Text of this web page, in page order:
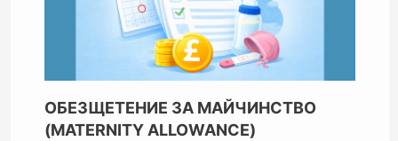
ОБЕЗЩЕТЕНИE ЗА МАЙЧИНСТВО
(MATERNITY ALLOWANCE)